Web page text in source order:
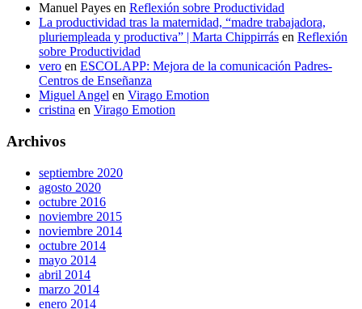
Manuel Payes en Reflexión sobre Productividad
La productividad tras la maternidad, “madre trabajadora,
pluriempleada y productiva” | Marta Chippirrás en Reflexión
sobre Productividad
vero en ESCOLAPP: Mejora de la comunicación Padres-
Centros de Enseñanza
Miguel Angel en Virago Emotion
cristina en Virago Emotion
Archivos
septiembre 2020
agosto 2020
octubre 2016
noviembre 2015
noviembre 2014
octubre 2014
mayo 2014
abril 2014
marzo 2014
enero 2014